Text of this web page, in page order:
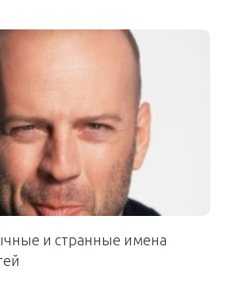
и странные имена